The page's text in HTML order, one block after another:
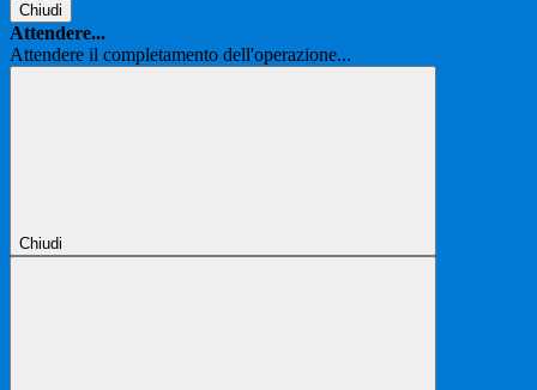
Chiudi
Attendere...
Attendere il completamento dell'operazione...
Chiudi